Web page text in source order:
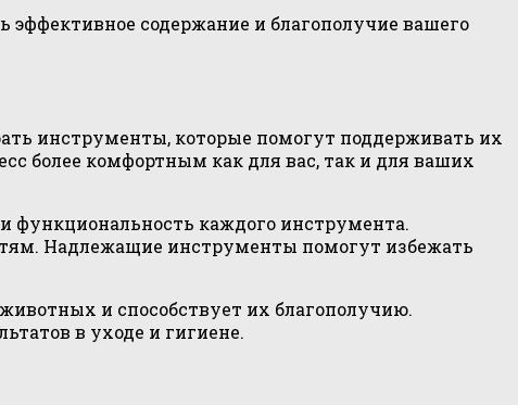
содержание и благополучие вашего
инструменты, которые помогут поддерживать их
более комфортным как для вас, так и для ваших
функциональность каждого инструмента.
Надлежащие инструменты помогут избежать
и способствует их благополучию.
в уходе и гигиене.